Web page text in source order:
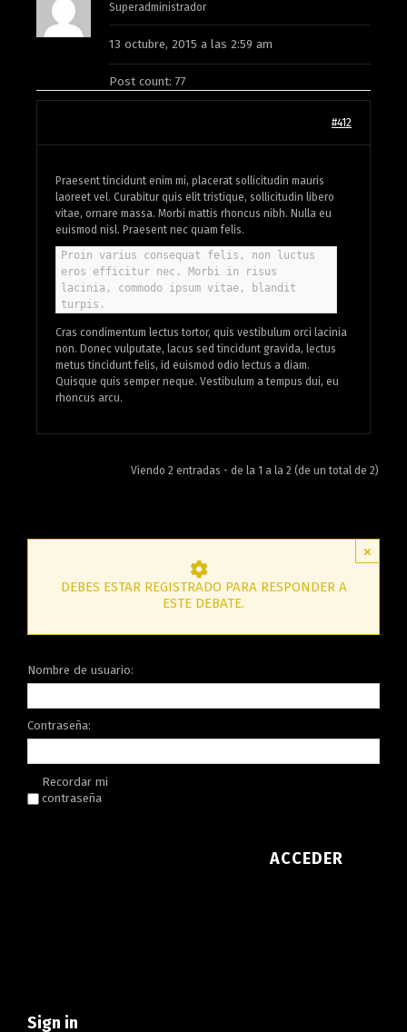
Superadministrador
13 octubre, 2015 a las 2:59 am
Post count: 77
#412
Praesent tincidunt enim mi, placerat sollicitudin mauris
laoreet vel. Curabitur quis elit tristique, sollicitudin libero
vitae, ornare massa. Morbi mattis rhoncus nibh. Nulla eu
euismod nisl. Praesent nec quam felis.
Proin varius consequat felis, non luctus
eros efficitur nec. Morbi in risus
lacinia, commodo ipsum vitae, blandit
turpis.
Cras condimentum lectus tortor, quis vestibulum orci lacinia
non. Donec vulputate, lacus sed tincidunt gravida, lectus
metus tincidunt felis, id euismod odio lectus a diam.
Quisque quis semper neque. Vestibulum a tempus dui, eu
rhoncus arcu.
Viendo 2 entradas - de la 1 a la 2 (de un total de 2)
×
DEBES ESTAR REGISTRADO PARA RESPONDER A
ESTE DEBATE.
Nombre de usuario:
Contraseña:
Recordar mi
contraseña
ACCEDER
Sign in